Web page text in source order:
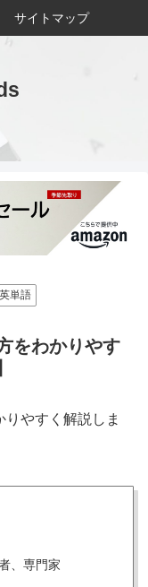
サイトマップ
単語
をわかりやす
りやすく解説しま
、専門家